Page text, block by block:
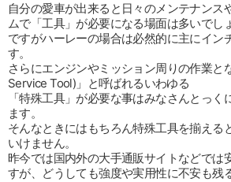
自分の愛車が出来ると日々のメンテナンス
ムで「工具」が必要になる場面は多いでしょ
ですがハーレーの場合は必然的に主にイン
す。
さらにエンジンやミッション周りの作業と
Service Tool)」と呼ばれるいわゆる
「特殊工具」が必要な事はみなさんとっく
ます。
そんなときにはもちろん特殊工具を揃える
いけません。
昨今では国内外の大手通販サイトなどでは
すが、どうしても強度や実用性に不安も残